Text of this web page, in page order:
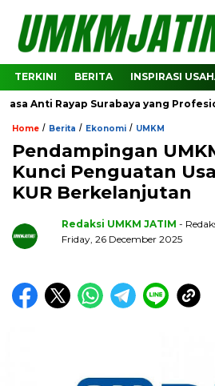
TERKINI BERITA INSPIRASI
Anti Rayap Surabaya yang Profesional
Home / Berita / Ekonomi / UMKM
Pendampingan
Kunci Penguatan
KUR Berkelanjutan
Redaksi UMKM JATIM -
Friday, 26 December 2025